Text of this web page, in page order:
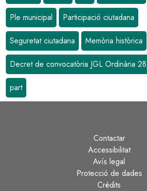
Ple municipal Participació ciutadana
Seguretat ciutadana Memòria històrica
Decret de convocatòria JGL Ordinària
part
Contactar
Accessibilitat
Avís legal
Protecció de dades
Crèdits